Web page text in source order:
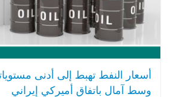
أسعار النفط تهبط إلى أدنى
وسط آمال باتفاق أميركي إيراني